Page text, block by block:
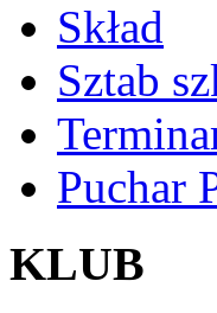
Skład
Sztab
Puchar
KLUB